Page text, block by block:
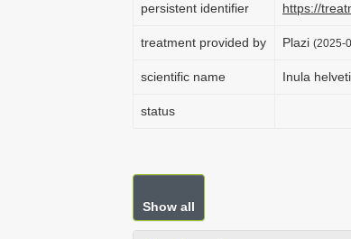
persistent identifier https://
treatment provided by Plazi (2025-
scientific name Inula
status
Show all